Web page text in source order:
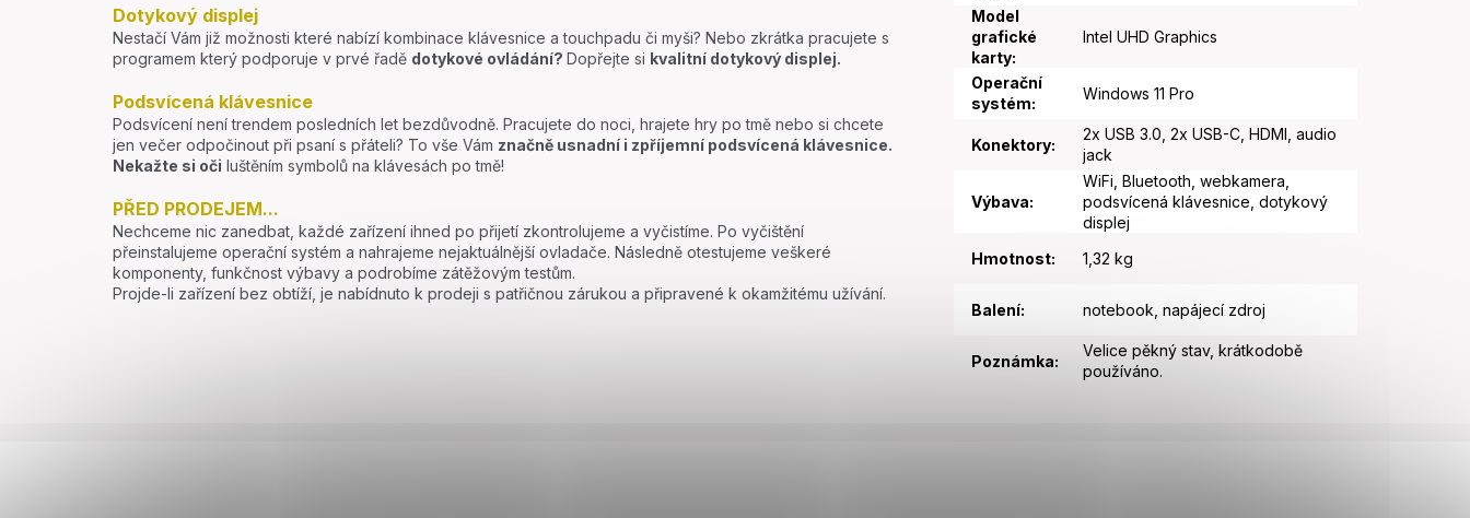
Dotykový displej
Nestačí Vám již možnosti které nabízí kombinace klávesnice a touchpadu či myši? Nebo zkrátka pracujete s
programem který podporuje v prvé řadě dotykové ovládání? Dopřejte si kvalitní dotykový displej.
Podsvícená klávesnice
Podsvícení není trendem posledních let bezdůvodně. Pracujete do noci, hrajete hry po tmě nebo si chcete
jen večer odpočinout při psaní s přáteli? To vše Vám značně usnadní i zpříjemní podsvícená klávesnice.
Nekažte si oči luštěním symbolů na klávesách po tmě!
PŘED PRODEJEM...
Nechceme nic zanedbat, každé zařízení ihned po přijetí zkontrolujeme a vyčistíme. Po vyčištění
přeinstalujeme operační systém a nahrajeme nejaktuálnější ovladače. Následně otestujeme veškeré
komponenty, funkčnost výbavy a podrobíme zátěžovým testům.
Projde-li zařízení bez obtíží, je nabídnuto k prodeji s patřičnou zárukou a připravené k okamžitému užívání.
Model
grafické
karty:
Intel UHD Graphics
Operační
systém:
Windows 11 Pro
Konektory:
2x USB 3.0, 2x USB-C, HDMI, audio
jack
Výbava:
WiFi, Bluetooth, webkamera,
podsvícená klávesnice, dotykový
displej
Hmotnost: 1,32 kg
Balení: notebook, napájecí zdroj
Poznámka:
Velice pěkný stav, krátkodobě
používáno.